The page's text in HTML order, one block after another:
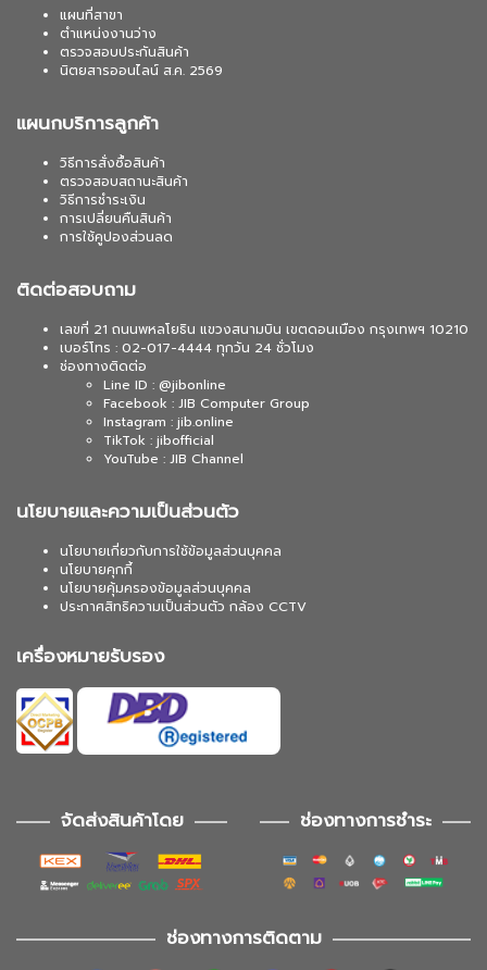
แผนที่สาขา
ตำแหน่งงานว่าง
ตรวจสอบประกันสินค้า
นิตยสารออนไลน์ ส.ค. 2569
แผนกบริการลูกค้า
วิธีการสั่งซื้อสินค้า
ตรวจสอบสถานะสินค้า
วิธีการชำระเงิน
การเปลี่ยนคืนสินค้า
การใช้คูปองส่วนลด
ติดต่อสอบถาม
เลขที่ 21 ถนนพหลโยธิน แขวงสนามบิน เขตดอนเมือง กรุงเทพฯ 10210
เบอร์โทร : 02-017-4444 ทุกวัน 24 ชั่วโมง
ช่องทางติดต่อ
Line ID : @jibonline
Facebook : JIB Computer Group
Instagram : jib.online
TikTok : jibofficial
YouTube : JIB Channel
นโยบายและความเป็นส่วนตัว
นโยบายเกี่ยวกับการใช้ข้อมูลส่วนบุคคล
นโยบายคุกกี้
นโยบายคุ้มครองข้อมูลส่วนบุคคล
ประกาศสิทธิความเป็นส่วนตัว กล้อง CCTV
เครื่องหมายรับรอง
จัดส่งสินค้าโดย ช่องทางการชำระ
ช่องทางการติดตาม